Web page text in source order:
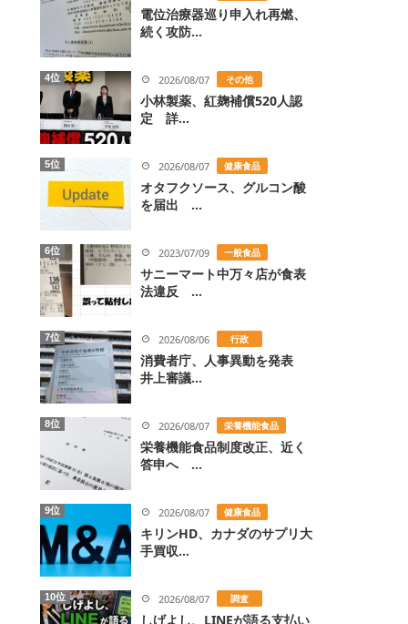
電位治療器巡り申入れ再燃、
続く攻防...
4位 2026/08/07 その他
小林製薬、紅麹補償520人認
定 詳...
5位 2026/08/07 健康食品
オタフクソース、グルコン酸
を届出 ...
6位 2023/07/09 一般食品
サニーマート中万々店が食表
法違反 ...
7位 2026/08/06 行政
消費者庁、人事異動を発表
井上審議...
8位 2026/08/07 栄養機能食品
栄養機能食品制度改正、近く
答申へ ...
9位 2026/08/07 健康食品
キリンHD、カナダのサプリ大
手買収...
10位 2026/08/07 調査
しげよし、LINEが語る支払い